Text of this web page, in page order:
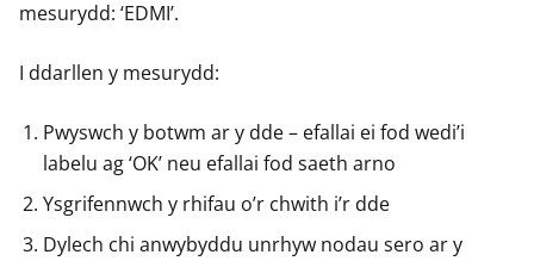
mesurydd: ‘EDMI’.
I ddarllen y mesurydd:
Pwyswch y botwm ar y dde – efallai ei fod wedi’i
labelu ag ‘OK’ neu efallai fod saeth arno
Ysgrifennwch y rhifau o’r chwith i’r dde
Dylech chi anwybyddu unrhyw nodau sero ar y